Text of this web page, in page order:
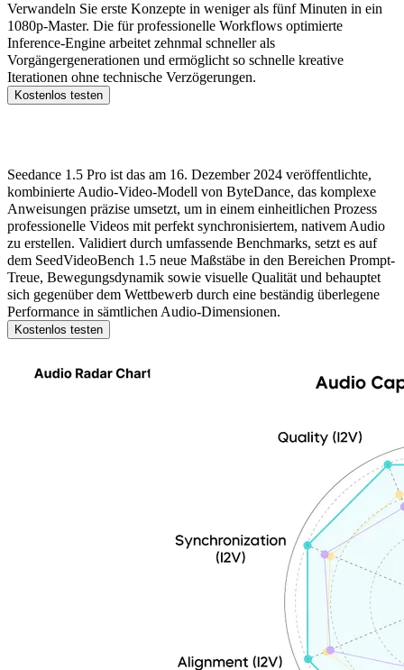
Verwandeln Sie erste Konzepte in weniger als fünf Minuten in ein
1080p-Master. Die für professionelle Workflows optimierte
Inference-Engine arbeitet zehnmal schneller als
Vorgängergenerationen und ermöglicht so schnelle kreative
Iterationen ohne technische Verzögerungen.
Kostenlos testen
Seedance 1.5 Pro ist das am 16. Dezember 2024 veröffentlichte,
kombinierte Audio-Video-Modell von ByteDance, das komplexe
Anweisungen präzise umsetzt, um in einem einheitlichen Prozess
professionelle Videos mit perfekt synchronisiertem, nativem Audio
zu erstellen. Validiert durch umfassende Benchmarks, setzt es auf
dem SeedVideoBench 1.5 neue Maßstäbe in den Bereichen Prompt-
Treue, Bewegungsdynamik sowie visuelle Qualität und behauptet
sich gegenüber dem Wettbewerb durch eine beständig überlegene
Performance in sämtlichen Audio-Dimensionen.
Kostenlos testen